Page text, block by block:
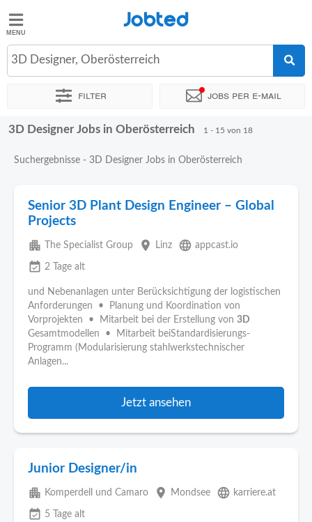
Jobted
Jobs
Jobted
3D Designer, Oberösterreich
Filter Jobs per e-mail
Sortieren nach Unternehmen Zeitintensität
3D Designer Jobs in Oberösterreich 1 - 15 von 18
Suchergebnisse - 3D Designer Jobs in Oberösterreich
Senior 3D Plant Design Engineer – Global
Projects
apartment The Specialist Group place Linz language appcast.io
event_available 2 Tage alt
und Nebenanlagen unter Berücksichtigung der logistischen
Anforderungen • Planung und Koordination von
Vorprojekten • Mitarbeit bei der Erstellung von 3D
Gesamtmodellen • Mitarbeit beiStandardisierungs-
Programm (Modularisierung stahlwerkstechnischer
Anlagen...
Jetzt ansehen
Junior Designer/in
apartment Komperdell und Camaro place Mondsee language karriere.at
event_available 5 Tage alt